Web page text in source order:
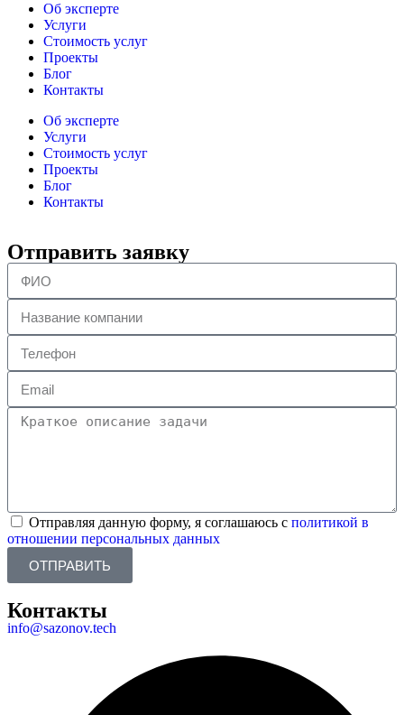
Об эксперте
Услуги
Стоимость услуг
Проекты
Блог
Контакты
Об эксперте
Услуги
Стоимость услуг
Проекты
Блог
Контакты
Отправить заявку
Отправляя данную форму, я соглашаюсь с политикой в
отношении персональных данных
ОТПРАВИТЬ
Контакты
info@sazonov.tech